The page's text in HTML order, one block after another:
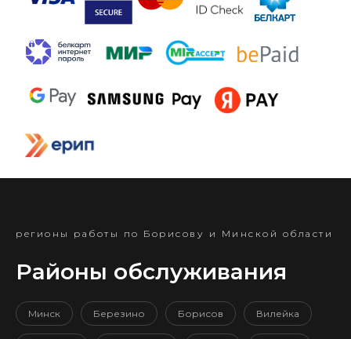
регионы работы по Борисову и Минской области
Районы обслуживания
Минск Березино Борисов Вилейка